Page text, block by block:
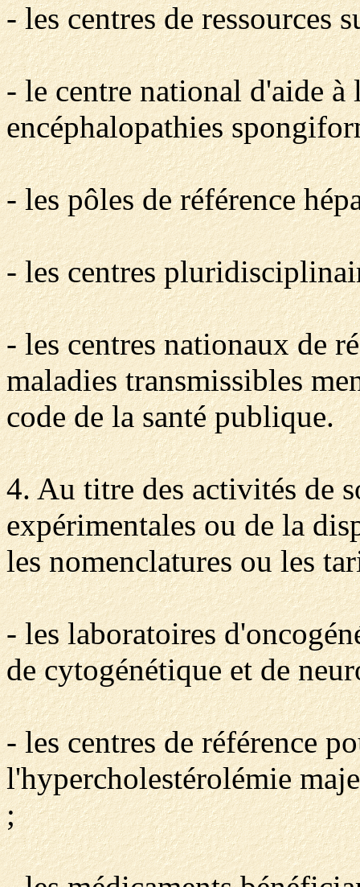
- les centres de ressources
- le centre national d'aide à
encéphalopathies
- les pôles de référence
- les centres
- les centres nationaux de
maladies transmissibles
code de la santé publique.
4. Au titre des activités de
expérimentales ou de la
les nomenclatures ou les
- les laboratoires
de cytogénétique et de
- les centres de référence
l'hypercholestérolémie
;